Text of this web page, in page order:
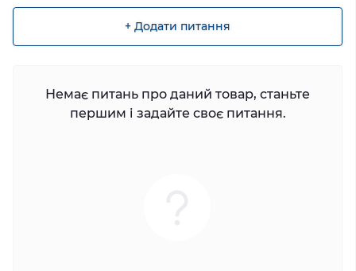
+ Додати питання
Немає питань про даний товар, станьте
першим і задайте своє питання.